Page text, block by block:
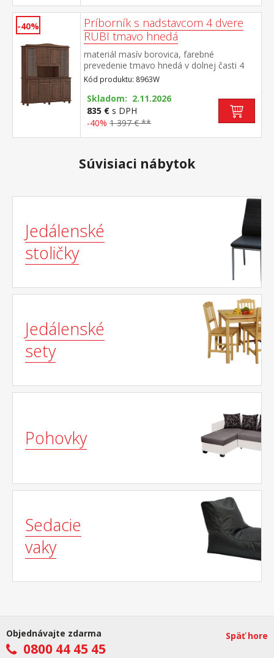
-40%
Príborník s nadstavcom 4 dvere
RUBI tmavo hnedá
materiál masív borovica, farebné
prevedenie tmavo hnedá v dolnej časti 4
plné dvere, 4 zásuvky s kovovými pojazdmi
v hornej časti 2 presklené a 2 plné dvere
Kód produktu: 8963W
Skladom: 2.11.2026
835 € s DPH
-40% 1 397 € **
Súvisiaci nábytok
Jedálenské
stoličky
Jedálenské
sety
Pohovky
Sedacie
vaky
Objednávajte zdarma
0800 44 45 45
Späť hore